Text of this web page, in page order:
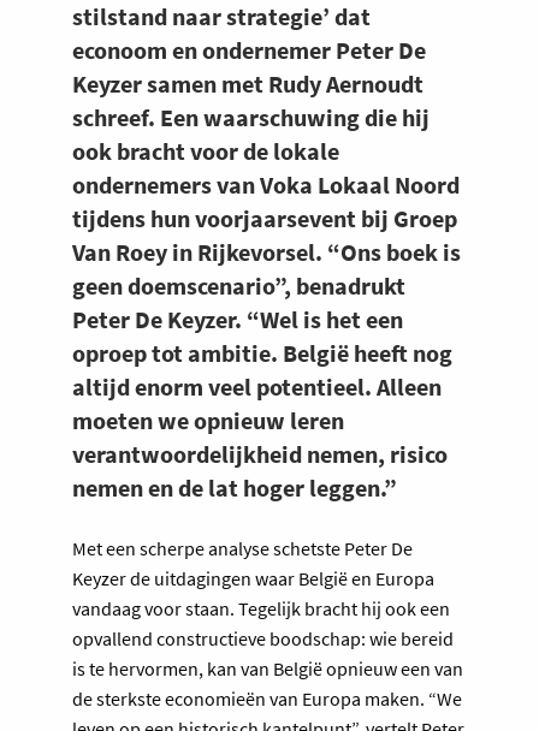
stilstand naar strategie’ dat
econoom en ondernemer Peter De
Keyzer samen met Rudy Aernoudt
schreef. Een waarschuwing die hij
ook bracht voor de lokale
ondernemers van Voka Lokaal Noord
tijdens hun voorjaarsevent bij Groep
Van Roey in Rijkevorsel. “Ons boek is
geen doemscenario”, benadrukt
Peter De Keyzer. “Wel is het een
oproep tot ambitie. België heeft nog
altijd enorm veel potentieel. Alleen
moeten we opnieuw leren
verantwoordelijkheid nemen, risico
nemen en de lat hoger leggen.”
Met een scherpe analyse schetste Peter De
Keyzer de uitdagingen waar België en Europa
vandaag voor staan. Tegelijk bracht hij ook een
opvallend constructieve boodschap: wie bereid
is te hervormen, kan van België opnieuw een van
de sterkste economieën van Europa maken. “We